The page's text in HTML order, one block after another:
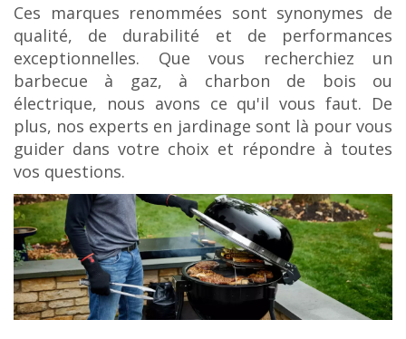
Ces marques renommées sont synonymes de
qualité, de durabilité et de performances
exceptionnelles. Que vous recherchiez un
barbecue à gaz, à charbon de bois ou
électrique, nous avons ce qu'il vous faut. De
plus, nos experts en jardinage sont là pour vous
guider dans votre choix et répondre à toutes
vos questions.